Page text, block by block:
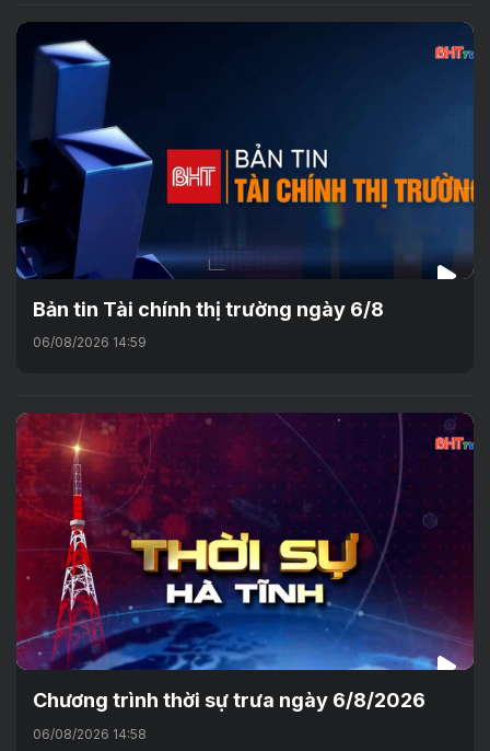
Bản tin Tài chính thị trường ngày 6/8
06/08/2026 14:59
Chương trình thời sự trưa ngày 6/8/2026
06/08/2026 14:58